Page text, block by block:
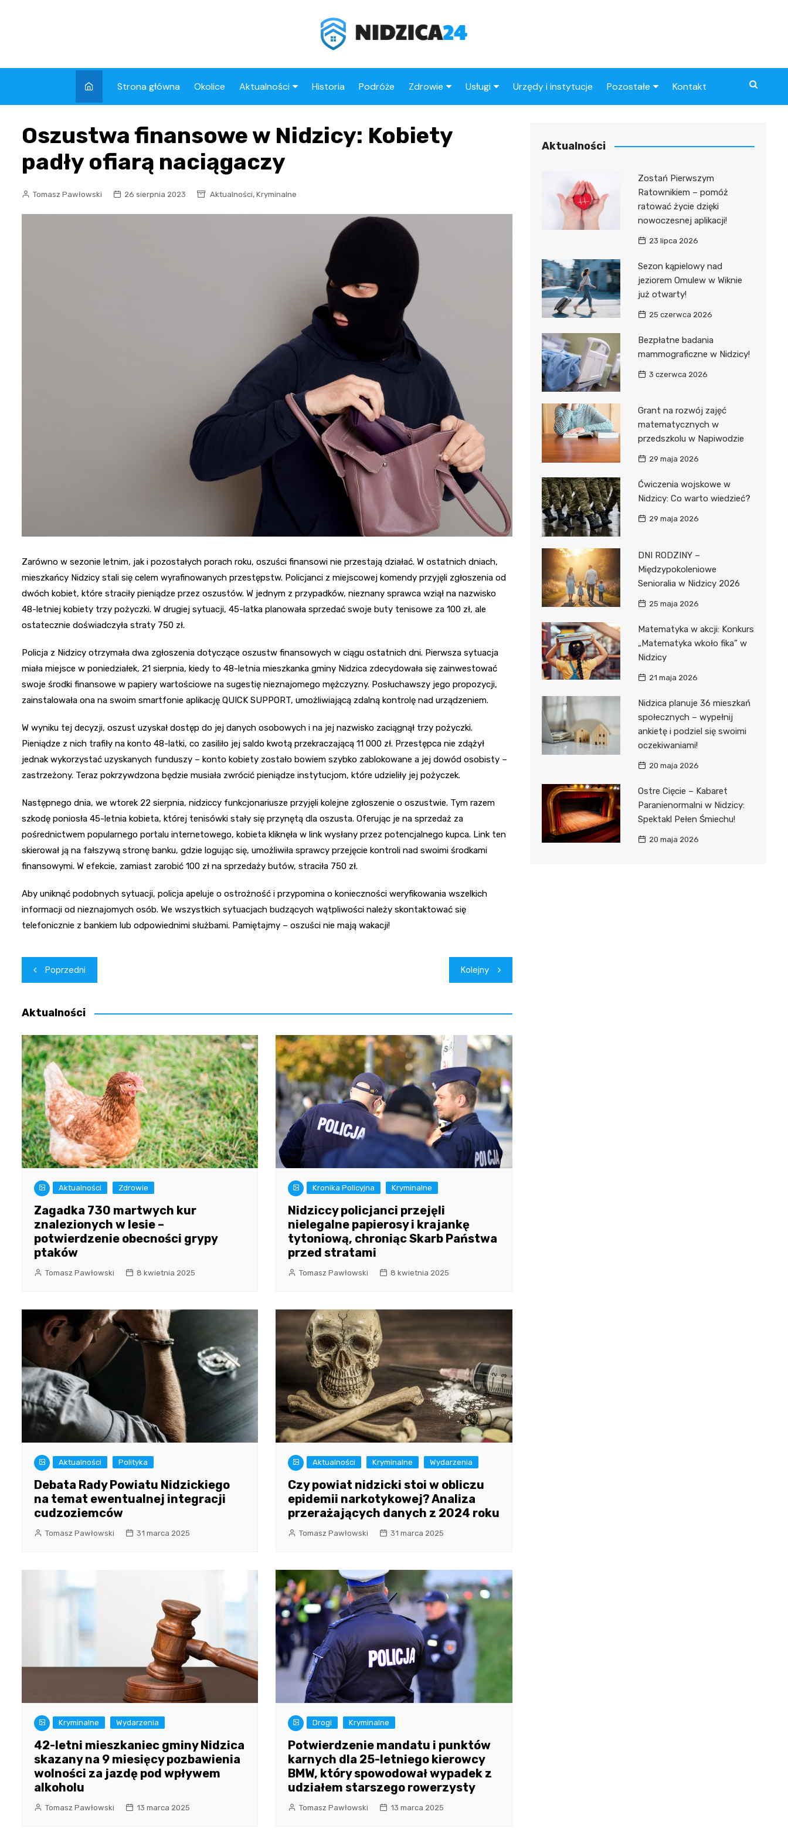
Strona główna Okolice Aktualności
Wydarzenia
Historia Podróże Zdrowie Usługi Urzędy i instytucje Pozostałe Kontakt
Oszustwa finansowe w Nidzicy: Kobiety
padły ofiarą naciągaczy
Tomasz Pawłowski 26 sierpnia 2023 Aktualności, Kryminalne
Zarówno w sezonie letnim, jak i pozostałych porach roku, oszuści finansowi nie przestają działać. W ostatnich dniach,
mieszkańcy Nidzicy stali się celem wyrafinowanych przestępstw. Policjanci z miejscowej komendy przyjęli zgłoszenia od
dwóch kobiet, które straciły pieniądze przez oszustów. W jednym z przypadków, nieznany sprawca wziął na nazwisko
48-letniej kobiety trzy pożyczki. W drugiej sytuacji, 45-latka planowała sprzedać swoje buty tenisowe za 100 zł, ale
ostatecznie doświadczyła straty 750 zł.
Policja z Nidzicy otrzymała dwa zgłoszenia dotyczące oszustw finansowych w ciągu ostatnich dni. Pierwsza sytuacja
miała miejsce w poniedziałek, 21 sierpnia, kiedy to 48-letnia mieszkanka gminy Nidzica zdecydowała się zainwestować
swoje środki finansowe w papiery wartościowe na sugestię nieznajomego mężczyzny. Posłuchawszy jego propozycji,
zainstalowała ona na swoim smartfonie aplikację QUICK SUPPORT, umożliwiającą zdalną kontrolę nad urządzeniem.
W wyniku tej decyzji, oszust uzyskał dostęp do jej danych osobowych i na jej nazwisko zaciągnął trzy pożyczki.
Pieniądze z nich trafiły na konto 48-latki, co zasiliło jej saldo kwotą przekraczającą 11 000 zł. Przestępca nie zdążył
jednak wykorzystać uzyskanych funduszy – konto kobiety zostało bowiem szybko zablokowane a jej dowód osobisty –
zastrzeżony. Teraz pokrzywdzona będzie musiała zwrócić pieniądze instytucjom, które udzieliły jej pożyczek.
Następnego dnia, we wtorek 22 sierpnia, nidziccy funkcjonariusze przyjęli kolejne zgłoszenie o oszustwie. Tym razem
szkodę poniosła 45-letnia kobieta, której tenisówki stały się przynętą dla oszusta. Oferując je na sprzedaż za
pośrednictwem popularnego portalu internetowego, kobieta kliknęła w link wysłany przez potencjalnego kupca. Link ten
skierował ją na fałszywą stronę banku, gdzie logując się, umożliwiła sprawcy przejęcie kontroli nad swoimi środkami
finansowymi. W efekcie, zamiast zarobić 100 zł na sprzedaży butów, straciła 750 zł.
Aby uniknąć podobnych sytuacji, policja apeluje o ostrożność i przypomina o konieczności weryfikowania wszelkich
informacji od nieznajomych osób. We wszystkich sytuacjach budzących wątpliwości należy skontaktować się
telefonicznie z bankiem lub odpowiednimi służbami. Pamiętajmy – oszuści nie mają wakacji!
Nawigacja
wpisu
Poprzedni Kolejny
Aktualności
Aktualności Zdrowie
Zagadka 730 martwych kur
znalezionych w lesie –
potwierdzenie obecności grypy
ptaków
Tomasz Pawłowski 8 kwietnia 2025
Kronika Policyjna Kryminalne
Nidziccy policjanci przejęli
nielegalne papierosy i krajankę
tytoniową, chroniąc Skarb Państwa
przed stratami
Tomasz Pawłowski 8 kwietnia 2025
Aktualności Polityka
Debata Rady Powiatu Nidzickiego
na temat ewentualnej integracji
cudzoziemców
Tomasz Pawłowski 31 marca 2025
Aktualności Kryminalne Wydarzenia
Czy powiat nidzicki stoi w obliczu
epidemii narkotykowej? Analiza
przerażających danych z 2024 roku
Tomasz Pawłowski 31 marca 2025
Kryminalne Wydarzenia
42-letni mieszkaniec gminy Nidzica
skazany na 9 miesięcy pozbawienia
wolności za jazdę pod wpływem
alkoholu
Tomasz Pawłowski 13 marca 2025
Drogi Kryminalne
Potwierdzenie mandatu i punktów
karnych dla 25-letniego kierowcy
BMW, który spowodował wypadek z
udziałem starszego rowerzysty
Tomasz Pawłowski 13 marca 2025
Aktualności
Zostań Pierwszym
Ratownikiem – pomóż
ratować życie dzięki
nowoczesnej aplikacji!
23 lipca 2026
Sezon kąpielowy nad
jeziorem Omulew w Wiknie
już otwarty!
25 czerwca 2026
Bezpłatne badania
mammograficzne w Nidzicy!
3 czerwca 2026
Grant na rozwój zajęć
matematycznych w
przedszkolu w Napiwodzie
29 maja 2026
Ćwiczenia wojskowe w
Nidzicy: Co warto wiedzieć?
29 maja 2026
DNI RODZINY –
Międzypokoleniowe
Senioralia w Nidzicy 2026
25 maja 2026
Matematyka w akcji: Konkurs
„Matematyka wkoło fika” w
Nidzicy
21 maja 2026
Nidzica planuje 36 mieszkań
społecznych – wypełnij
ankietę i podziel się swoimi
oczekiwaniami!
20 maja 2026
Ostre Cięcie – Kabaret
Paranienormalni w Nidzicy:
Spektakl Pełen Śmiechu!
20 maja 2026